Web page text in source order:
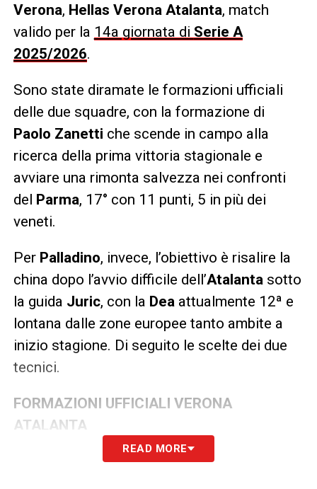
Verona, Hellas Verona Atalanta, match
valido per la 14a giornata di Serie A
2025/2026.
Sono state diramate le formazioni ufficiali
delle due squadre, con la formazione di
Paolo Zanetti che scende in campo alla
ricerca della prima vittoria stagionale e
avviare una rimonta salvezza nei confronti
del Parma, 17° con 11 punti, 5 in più dei
veneti.
Per Palladino, invece, l’obiettivo è risalire la
china dopo l’avvio difficile dell’Atalanta sotto
la guida Juric, con la Dea attualmente 12ª e
lontana dalle zone europee tanto ambite a
inizio stagione. Di seguito le scelte dei due
tecnici.
FORMAZIONI UFFICIALI VERONA
ATALANTA
HELLAS VERONA (3-5-2): Montipò; Nunez,
READ MORE